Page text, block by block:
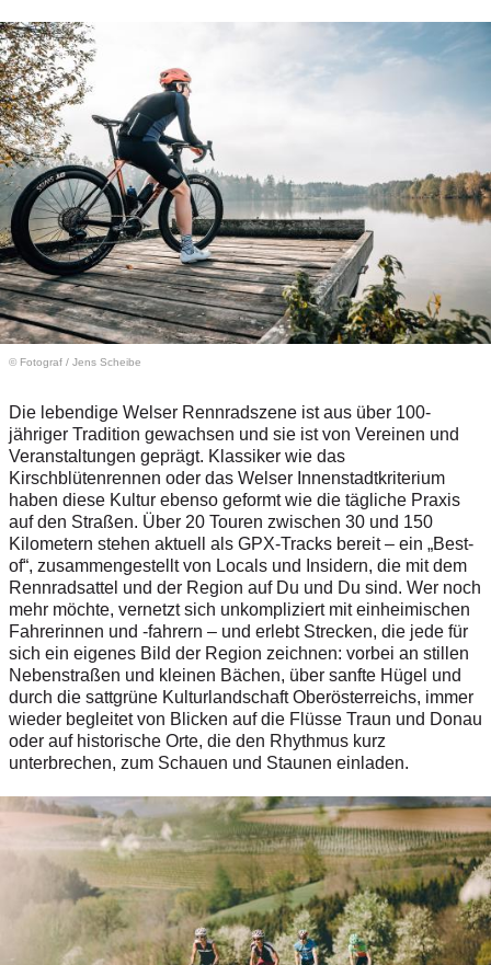
© Fotograf / Jens Scheibe
Die lebendige Welser Rennradszene ist aus über 100-
jähriger Tradition gewachsen und sie ist von Vereinen und
Veranstaltungen geprägt. Klassiker wie das
Kirschblütenrennen oder das Welser Innenstadtkriterium
haben diese Kultur ebenso geformt wie die tägliche Praxis
auf den Straßen. Über 20 Touren zwischen 30 und 150
Kilometern stehen aktuell als GPX-Tracks bereit – ein „Best-
of“, zusammengestellt von Locals und Insidern, die mit dem
Rennradsattel und der Region auf Du und Du sind. Wer noch
mehr möchte, vernetzt sich unkompliziert mit einheimischen
Fahrerinnen und -fahrern – und erlebt Strecken, die jede für
sich ein eigenes Bild der Region zeichnen: vorbei an stillen
Nebenstraßen und kleinen Bächen, über sanfte Hügel und
durch die sattgrüne Kulturlandschaft Oberösterreichs, immer
wieder begleitet von Blicken auf die Flüsse Traun und Donau
oder auf historische Orte, die den Rhythmus kurz
unterbrechen, zum Schauen und Staunen einladen.